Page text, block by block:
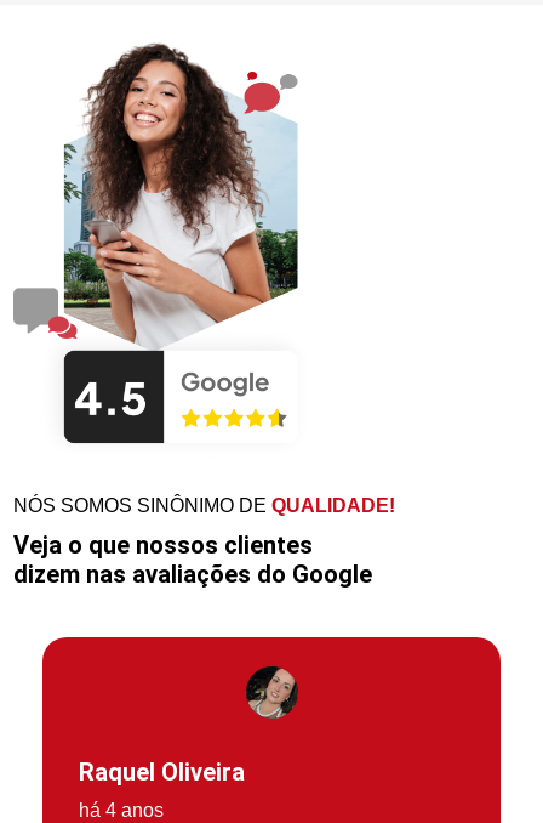
NÓS SOMOS SINÔNIMO DEQUALIDADE!
Veja o que nossos clientes
dizem nas avaliações do Google
Raquel Oliveira
há 4 anos